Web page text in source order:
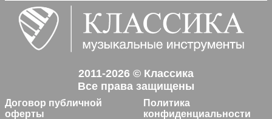
2011-2026 © Классика
Все права защищены
Договор публичной
оферты
Политика
конфиденциальности